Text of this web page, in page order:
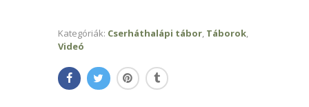
Kategóriák: Cserháthalápi tábor, Táborok,
Videó